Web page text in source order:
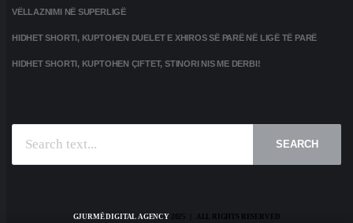
VËLLAZNIMI NË SUPERLIGË
HIDHET SHORTI, KUPTOHEN DUELET E XHIROS SË PARË NË LIGË TË PARË
HIDHET SHORTI, KUPTOHEN ÇIFTET, STINORI NIS ME DERBI!
SEARCH
GJURMË DIGITAL AGENCY2025 | ALL RIGHTS RESERVED